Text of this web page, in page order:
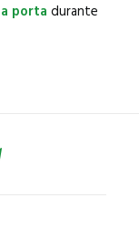
porta durante